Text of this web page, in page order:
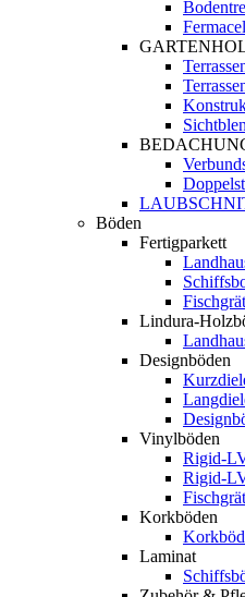
Böden
Fertigparkett
Fischgrät
Lindura-
Designböden
Vinylböden
Rigid-
Rigid-
Fischgrät
Korkböden
Laminat